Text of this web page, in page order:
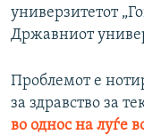
универзитетот
Државниот
Проблемот е
за здравство за
во однос на луѓе